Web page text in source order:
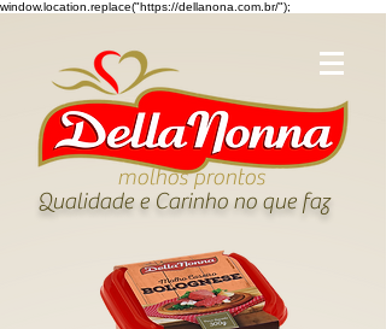
window.location.replace("https://dellanona.com.br/");
Qualidade e Carinho no que faz
molhos prontos